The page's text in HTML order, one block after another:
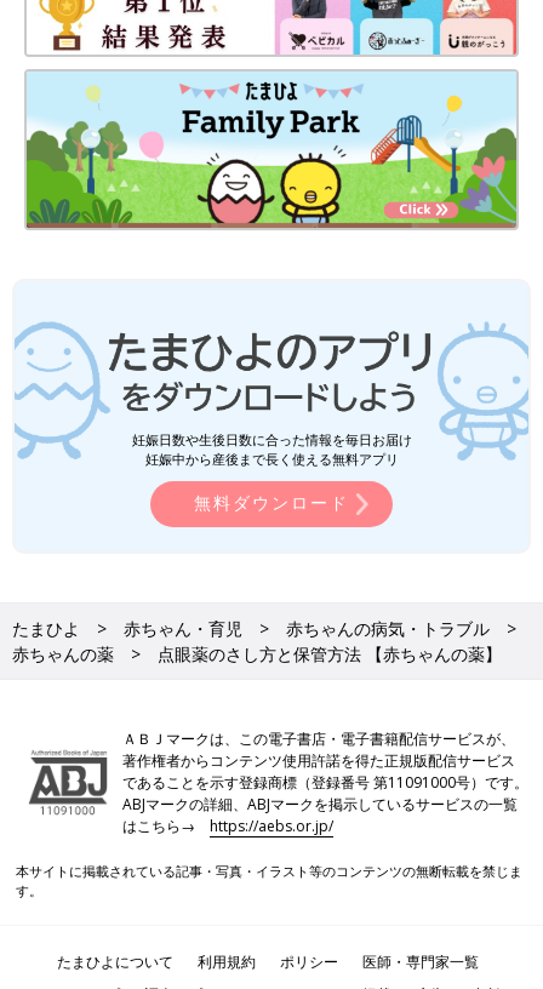
妊娠日数や生後日数に合った情報を毎日お届け
妊娠中から産後まで長く使える無料アプリ
無料ダウンロード
たまひよ 赤ちゃん・育児
赤ちゃんの病気・トラブル
赤ちゃんの薬
点眼薬のさし方と保管方法 【赤ちゃんの薬】
ＡＢＪマークは、この電子書店・電子書籍配信サービスが、
著作権者からコンテンツ使用許諾を得た正規版配信サービス
であることを示す登録商標（登録番号 第11091000号）です。
ABJマークの詳細、ABJマークを掲示しているサービスの一覧
はこちら→https://aebs.or.jp/
本サイトに掲載されている記事・写真・イラスト等のコンテンツの無断転載を禁じま
す。
たまひよについて 利用規約 ポリシー
医師・専門家一覧